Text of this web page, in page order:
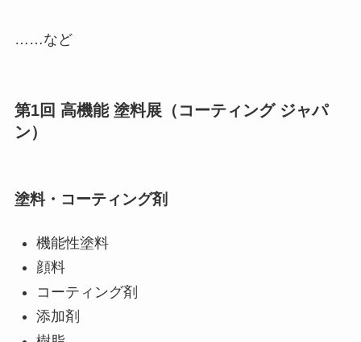
……など
第1回 高機能 塗料展（コーティング ジャパ
ン）
塗料・コーティング剤
機能性塗料
顔料
コーティング剤
添加剤